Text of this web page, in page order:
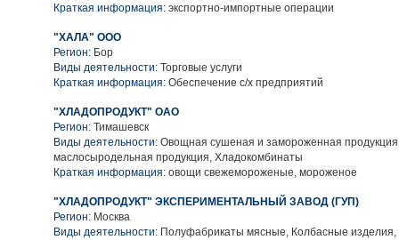
Краткая информация: экспортно-импортные операции
"ХАЛА" ООО
Регион: Бор
Виды деятельности: Торговые услуги
Краткая информация: Обеспечение с/х предприятий
"ХЛАДОПРОДУКТ" ОАО
Регион: Тимашевск
Виды деятельности: Овощная сушеная и замороженная
маслосыродельная продукция, Хладокомбинаты
Краткая информация: овощи свежемороженые, мороженое
"ХЛАДОПРОДУКТ" ЭКСПЕРИМЕНТАЛЬНЫЙ ЗАВОД (ГУП)
Регион: Москва
Виды деятельности: Полуфабрикаты мясные, Колбасные